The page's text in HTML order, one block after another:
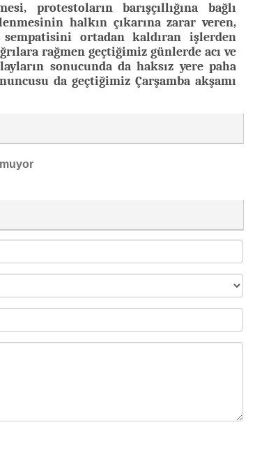
protestoların barışçıllığına bağlı
halkın çıkarına zarar veren,
ortadan kaldıran işlerden
rağmen geçtiğimiz günlerde acı ve
sonucunda da haksız yere paha
da geçtiğimiz Çarşamba akşamı